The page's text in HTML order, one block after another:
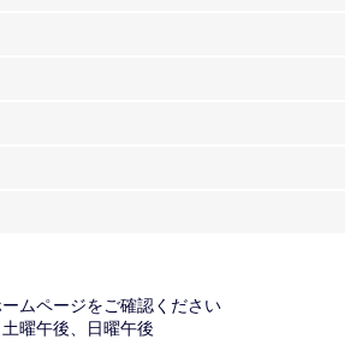
ムページをご確認ください
曜午後、日曜午後